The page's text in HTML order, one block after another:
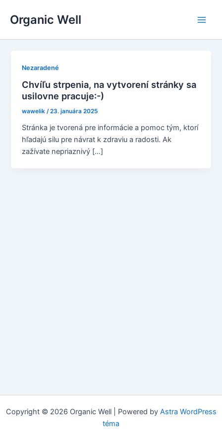
Organic Well
Nezaradené
Chvíľu strpenia, na vytvorení stránky sa
usilovne pracuje:-)
wawelik/23. januára 2025
Stránka je tvorená pre informácie a pomoc tým, ktorí
hľadajú silu pre návrat k zdraviu a radosti. Ak
zažívate nepriaznivý […]
Copyright © 2026 Organic Well | Powered by Astra WordPress
téma